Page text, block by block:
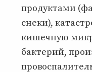
продуктами
снеки),
кишечную
бактерий,